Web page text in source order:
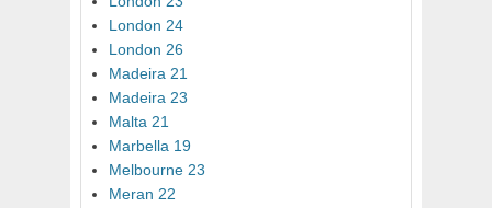
London 24
London 26
Madeira 21
Madeira 23
Malta 21
Marbella 19
Melbourne 23
Meran 22